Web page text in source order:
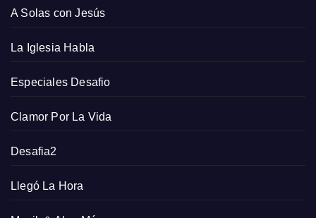
A Solas con Jesús
La Iglesia Habla
Especiales Desafio
Clamor Por La Vida
Desafia2
Llegó La Hora